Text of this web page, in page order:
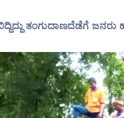
ಬಿದ್ದಿದ್ದು ತಂಗುದಾಣದೆಡೆಗೆ